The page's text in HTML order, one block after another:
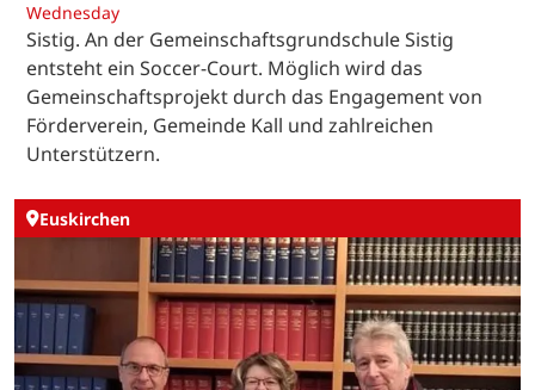
Wednesday
Sistig. An der Gemeinschaftsgrundschule Sistig
entsteht ein Soccer-Court. Möglich wird das
Gemeinschaftsprojekt durch das Engagement von
Förderverein, Gemeinde Kall und zahlreichen
Unterstützern.
Euskirchen